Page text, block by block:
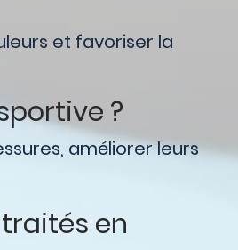
et favoriser la
?
améliorer leurs
en